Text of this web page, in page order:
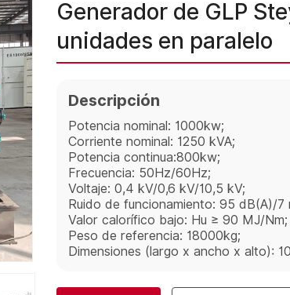
Generador de GLP
unidades en paralelo
Descripción
Potencia nominal: 1000kw;
Corriente nominal: 1250 kVA;
Potencia continua:800kw;
Frecuencia: 50Hz/60Hz;
Voltaje: 0,4 kV/0,6 kV/10,5 kV;
Ruido de funcionamiento: 95 dB(A)/7
Valor calorífico bajo: Hu ≥ 90 MJ/Nm;
Peso de referencia: 18000kg;
Dimensiones (largo x ancho x alto):